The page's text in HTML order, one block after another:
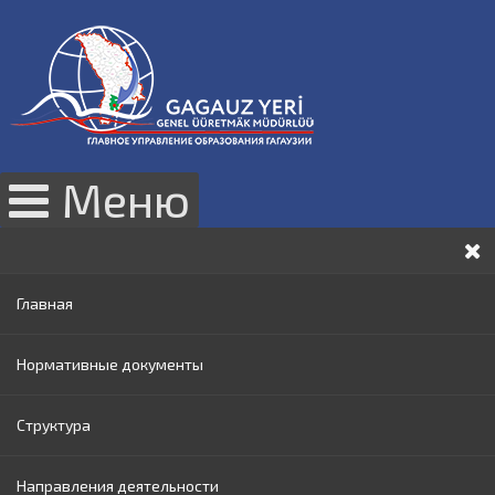
Меню
Главная
Нормативные документы
Законы РМ
Нормативные акты Правительства РМ
Структура
Руководство
Направления деятельности